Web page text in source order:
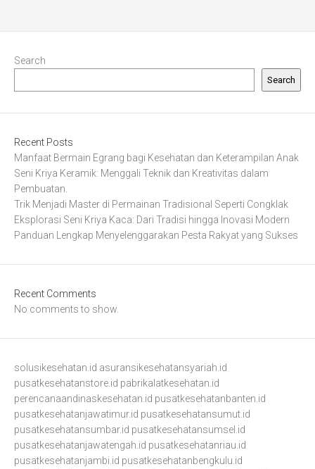
Search
Search
Recent Posts
Manfaat Bermain Egrang bagi Kesehatan dan Keterampilan Anak
Seni Kriya Keramik: Menggali Teknik dan Kreativitas dalam
Pembuatan.
Trik Menjadi Master di Permainan Tradisional Seperti Congklak
Eksplorasi Seni Kriya Kaca: Dari Tradisi hingga Inovasi Modern
Panduan Lengkap Menyelenggarakan Pesta Rakyat yang Sukses
Recent Comments
No comments to show.
solusikesehatan.id asuransikesehatansyariah.id
pusatkesehatanstore.id pabrikalatkesehatan.id
perencanaandinaskesehatan.id pusatkesehatanbanten.id
pusatkesehatanjawatimur.id pusatkesehatansumut.id
pusatkesehatansumbar.id pusatkesehatansumsel.id
pusatkesehatanjawatengah.id pusatkesehatanriau.id
pusatkesehatanjambi.id pusatkesehatanbengkulu.id